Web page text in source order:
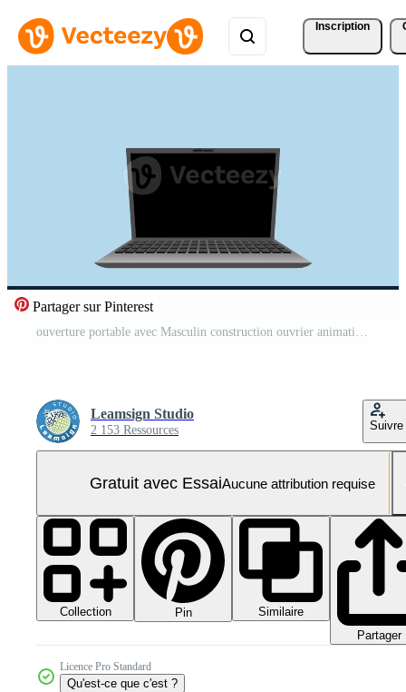
Inscription
Partager sur Pinterest
ouverture portable avec Masculin construction ouvrier animation Vidéo Pro
Leamsign Studio
2 153 Ressources Suivre
Gratuit avec EssaiAucune attribution requise
Collection Pin
Similaire
Partager
Licence Pro Standard
Qu'est-ce que c'est ?